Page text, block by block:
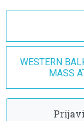
WESTERN
MASS